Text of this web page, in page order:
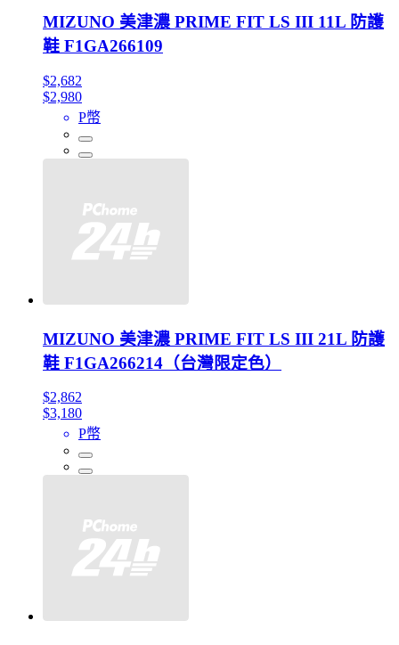
MIZUNO 美津濃 PRIME FIT LS III 11L 防護
鞋 F1GA266109
$2,682
$2,980
P幣
MIZUNO 美津濃 PRIME FIT LS III 21L 防護
鞋 F1GA266214（台灣限定色）
$2,862
$3,180
P幣